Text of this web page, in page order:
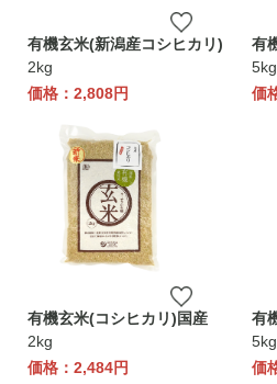
有機玄米(新潟産コシヒカリ)
2kg
価格：2,808円
有
5kg
価
有機玄米(コシヒカリ)国産
2kg
価格：2,484円
有
5kg
価